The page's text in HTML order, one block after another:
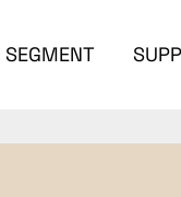
SEGMENT